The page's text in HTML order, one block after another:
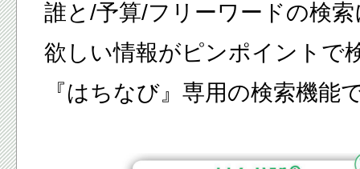
誰と/予算/フリーワードの検
欲しい情報がピンポイントで
『はちなび』専用の検索機能